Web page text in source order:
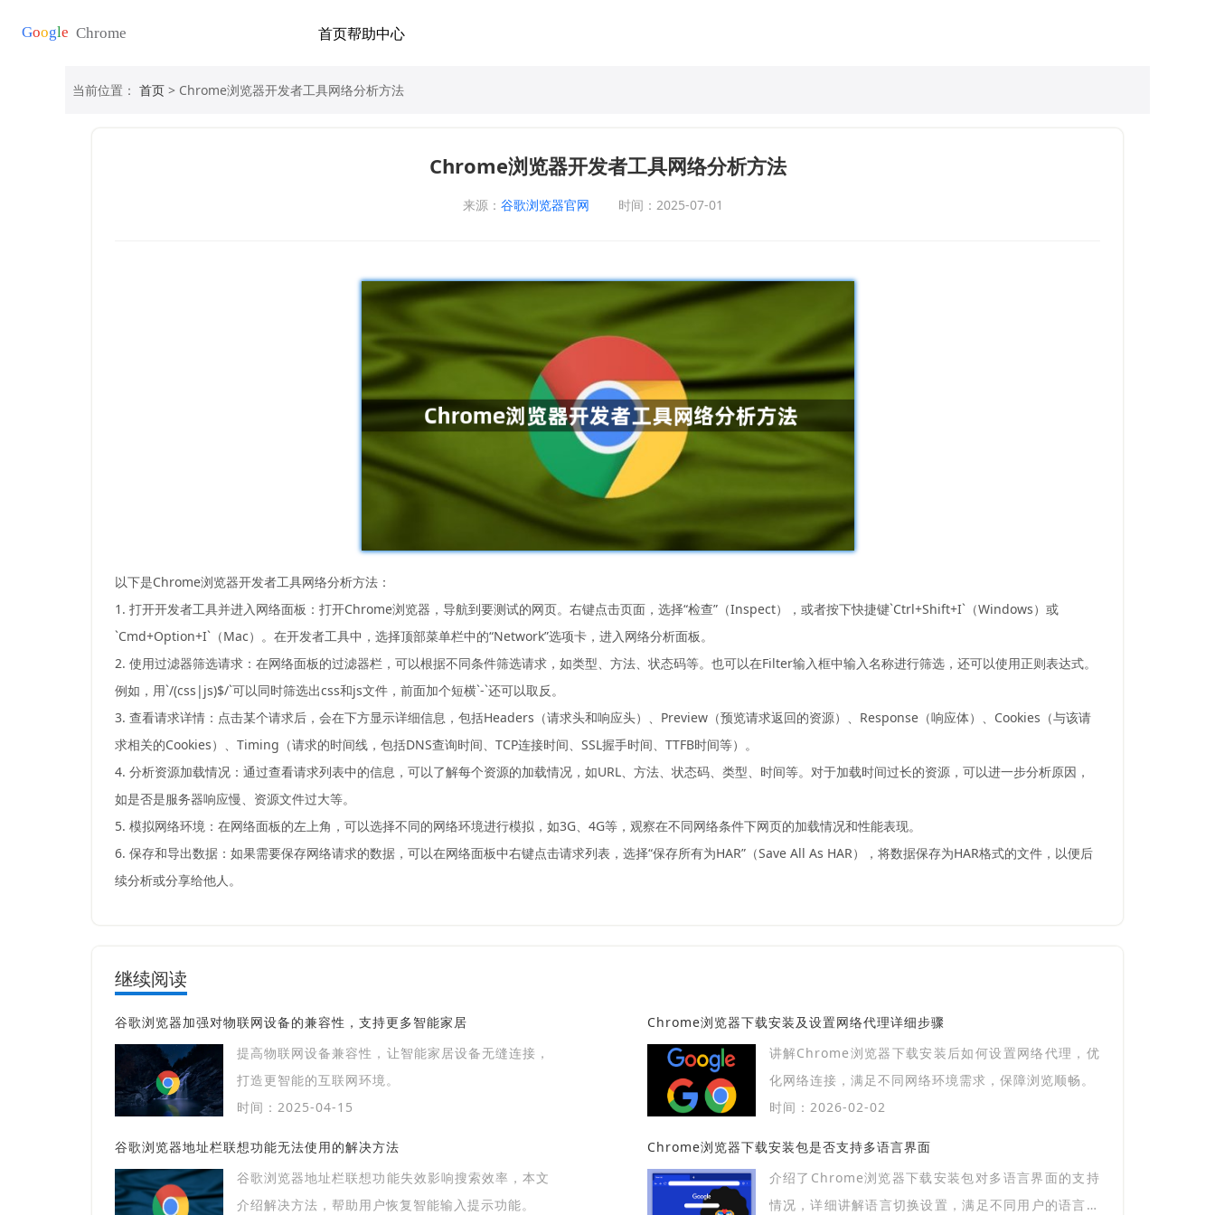
首页帮助中心
当前位置： 首页 > Chrome浏览器开发者工具网络分析方法
Chrome浏览器开发者工具网络分析方法
来源： 谷歌浏览器官网 时间：2025-07-01
以下是Chrome浏览器开发者工具网络分析方法：
1. 打开开发者工具并进入网络面板：打开Chrome浏览器，导航到要测试的网页。右键点击页面，选择“检查”（Inspect），或者按下快捷键`Ctrl+Shift+I`（Windows）或
`Cmd+Option+I`（Mac）。在开发者工具中，选择顶部菜单栏中的“Network”选项卡，进入网络分析面板。
2. 使用过滤器筛选请求：在网络面板的过滤器栏，可以根据不同条件筛选请求，如类型、方法、状态码等。也可以在Filter输入框中输入名称进行筛选，还可以使用正则表达式。
例如，用`/(css|js)$/`可以同时筛选出css和js文件，前面加个短横`-`还可以取反。
3. 查看请求详情：点击某个请求后，会在下方显示详细信息，包括Headers（请求头和响应头）、Preview（预览请求返回的资源）、Response（响应体）、Cookies（与该请
求相关的Cookies）、Timing（请求的时间线，包括DNS查询时间、TCP连接时间、SSL握手时间、TTFB时间等）。
4. 分析资源加载情况：通过查看请求列表中的信息，可以了解每个资源的加载情况，如URL、方法、状态码、类型、时间等。对于加载时间过长的资源，可以进一步分析原因，
如是否是服务器响应慢、资源文件过大等。
5. 模拟网络环境：在网络面板的左上角，可以选择不同的网络环境进行模拟，如3G、4G等，观察在不同网络条件下网页的加载情况和性能表现。
6. 保存和导出数据：如果需要保存网络请求的数据，可以在网络面板中右键点击请求列表，选择“保存所有为HAR”（Save All As HAR），将数据保存为HAR格式的文件，以便后
续分析或分享给他人。
继续阅读
谷歌浏览器加强对物联网设备的兼容性，支持更多智能家居
提高物联网设备兼容性，让智能家居设备无缝连接，
打造更智能的互联网环境。
时间：2025-04-15
Chrome浏览器下载安装及设置网络代理详细步骤
讲解Chrome浏览器下载安装后如何设置网络代理，优
化网络连接，满足不同网络环境需求，保障浏览顺畅。
时间：2026-02-02
谷歌浏览器地址栏联想功能无法使用的解决方法
谷歌浏览器地址栏联想功能失效影响搜索效率，本文
介绍解决方法，帮助用户恢复智能输入提示功能。
Chrome浏览器下载安装包是否支持多语言界面
介绍了Chrome浏览器下载安装包对多语言界面的支持
情况，详细讲解语言切换设置，满足不同用户的语言需